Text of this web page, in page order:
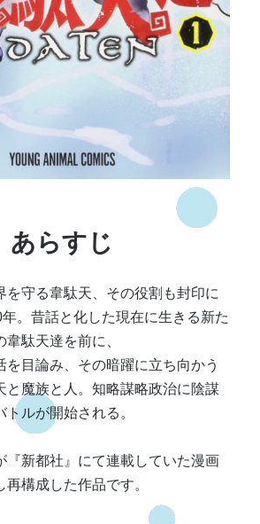
あらすじ
を守る韋駄天、その役割も封印に
。昔話と化した現在に生きる新た
駄天達を前に、
を目論み、その暗躍に立ち向かう
と魔族と人。知略謀略政治に陰謀
ルが開始される。
『新都社』にて連載していた漫画
構成した作品です。